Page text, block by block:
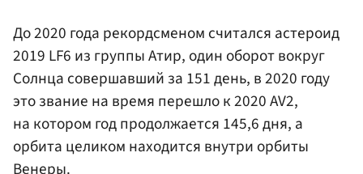
До 2020 года рекордсменом считался астероид
2019 LF6 из группы Атир, один оборот вокруг
Солнца совершавший за 151 день, в 2020 году
это звание на время перешло к 2020 AV2,
на котором год продолжается 145,6 дня, а
орбита целиком находится внутри орбиты
Венеры.